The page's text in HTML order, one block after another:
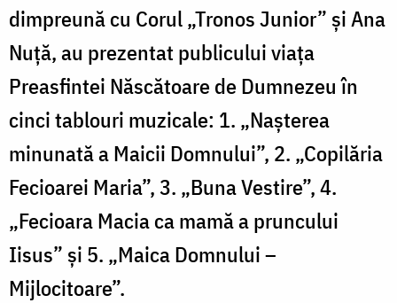
dimpreună cu Corul „Tronos Junior” și Ana
Nuță, au prezentat publicului viața
Preasfintei Născătoare de Dumnezeu în
cinci tablouri muzicale: 1. „Nașterea
minunată a Maicii Domnului”, 2. „Copilăria
Fecioarei Maria”, 3. „Buna Vestire”, 4.
„Fecioara Macia ca mamă a pruncului
Iisus” și 5. „Maica Domnului –
Mijlocitoare”.